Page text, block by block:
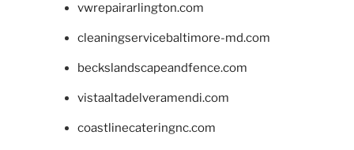
vwrepairarlington.com
cleaningservicebaltimore-md.com
beckslandscapeandfence.com
vistaaltadelveramendi.com
coastlinecateringnc.com